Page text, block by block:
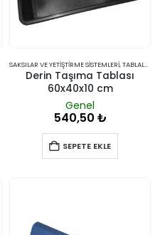
SAKSILAR VE YETIŞTIRME SISTEMLERI,TABLALAR
Derin Taşıma Tablası
60x40x10 cm
Genel
540,50 ₺
SEPETE EKLE